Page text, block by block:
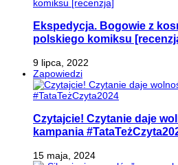
Ekspedycja. Bogowie z
polskiego komiksu
9 lipca, 2022
Zapowiedzi
Czytajcie! Czytanie daje
kampania
15 maja, 2024